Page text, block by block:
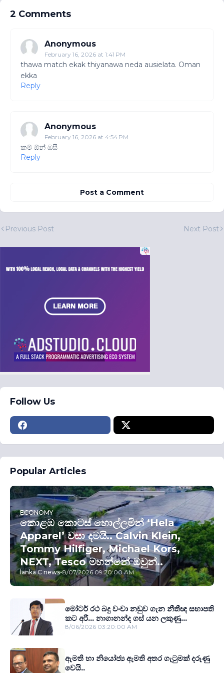
2 Comments
Anonymous
February 16, 2026 at 1:41 PM
thawa match ekak thiyanawa neda ausielata. Oman
ekka
Reply
Anonymous
February 16, 2026 at 4:54 PM
කම් ඕන් ඔසී
Reply
Post a Comment
Previous Post Next Post
Follow Us
Popular Articles
ECONOMY
කොළඹ කොටස් හොල්ලමින් ‘Hela
Apparel’ වසා දමයි.. Calvin Klein,
Tommy Hilfiger, Michael Kors,
NEXT, Tesco මහන්නේ ඔවුන්..
lanka C news-8/07/2026 09:20:00 AM
මෝටර් රථ බදු වංචා නඩුව ගැන නීතීඥ සභාපති
කට අරී... නාගානන්ද ගස් යන ලකුණු...
8/06/2026 03:20:00 AM
ඇමති හා නියෝජ්‍ය ඇමති අතර ගැටුමක් දරුණු
වෙයි..